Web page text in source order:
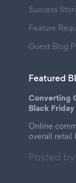
Success
Feature
Guest Blog
Featured
Converting
Black
Online
overall retail
Posted